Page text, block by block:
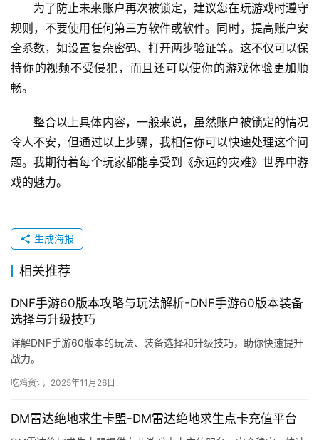
为了防止未来账户再次被锁定，建议您在玩游戏时遵守
规则，不要使用任何第三方软件或软件。同时，提高账户安
全系数，如设置复杂密码、打开两步验证等。这不仅可以保
持你的视频不受侵犯，而且还可以使你的游戏体验更加顺
畅。
整合以上具体内容，一般来说，虽然账户被锁定的情况
令人不安，但通过以上步骤，我相信你可以快速处理这个问
题。我期待着每个玩家都能享受到《永远的灾难》世界中游
戏的魅力。
生成海报
相关推荐
DNF手游60版本攻略与玩法解析-DNF手游60版本装备
选择与升级技巧
详解DNF手游60版本的玩法、装备选择和升级技巧，助你快速提升
战力。
吃鸡资讯 2025年11月26日
DM雷达绝地求生卡盟-DM雷达绝地求生点卡充值平台